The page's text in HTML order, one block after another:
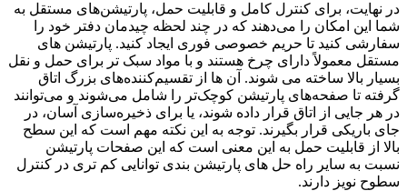
در نهایت، برای کنترل کامل و قابلیت حمل، پارتیشن‌های مستقل به
شما این امکان را می‌دهند که در چند لحظه چیدمان دفتر خود را
سفارشی کنید تا حریم خصوصی فوری ایجاد کنید. پارتیشن های
مستقل معمولاً دارای چرخ هستند و با مواد سبک تر برای حمل و نقل
بسیار بالا ساخته می شوند. آن ها از تقسیم‌کننده‌های بزرگ اتاق
گرفته تا صفحه‌های پارتیشن کوچک‌تر را شامل می‌شوند و می‌توانند
در هر جایی از اتاق قرار داده شوند، یا برای ذخیره‌سازی آسان، در
جای باریکی قرار بگیرند. توجه به این نکته مهم است که این سطح
بالا از قابلیت حمل به این معنی است که این صفحات پارتیشن
نسبت به سایر راه حل های پارتیشن بندی توانایی کم تری در کنترل
سطوح نویز دارند.